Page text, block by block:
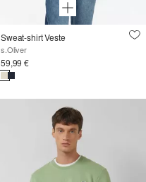
Sweat-shirt Veste
s.Oliver
59,99 €